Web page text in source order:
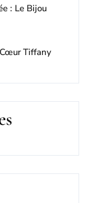
: Le Bijou
Tiffany